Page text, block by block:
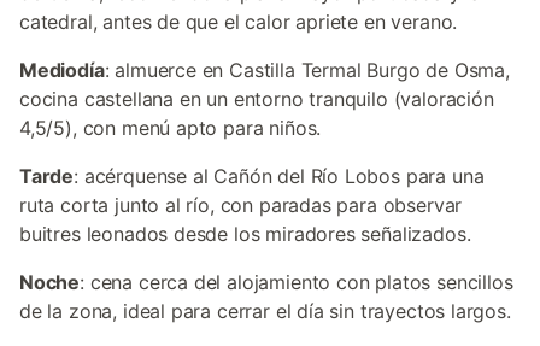
catedral, antes de que el calor apriete en verano.
Mediodía: almuerce en Castilla Termal Burgo de Osma,
cocina castellana en un entorno tranquilo (valoración
4,5/5), con menú apto para niños.
Tarde: acérquense al Cañón del Río Lobos para una
ruta corta junto al río, con paradas para observar
buitres leonados desde los miradores señalizados.
Noche: cena cerca del alojamiento con platos sencillos
de la zona, ideal para cerrar el día sin trayectos largos.